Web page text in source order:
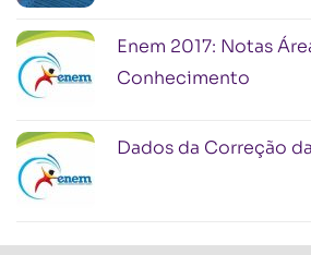
Enem 2017: Notas
Conhecimento
Dados da Correção